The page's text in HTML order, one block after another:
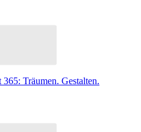
Träumen. Gestalten.